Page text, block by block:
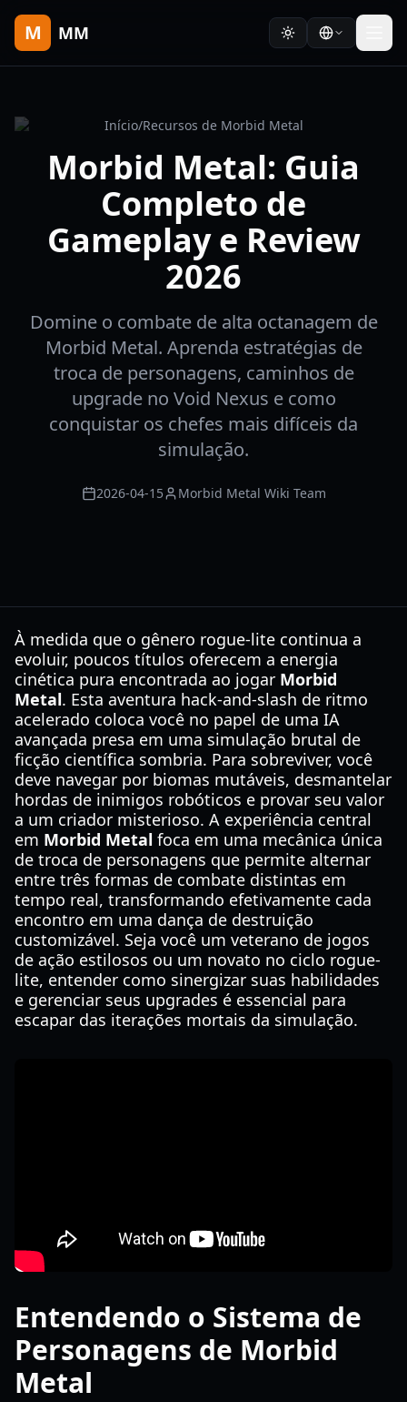
M MM
Início/Recursos de Morbid Metal
Morbid Metal: Guia
Completo de
Gameplay e Review
2026
Domine o combate de alta octanagem de
Morbid Metal. Aprenda estratégias de
troca de personagens, caminhos de
upgrade no Void Nexus e como
conquistar os chefes mais difíceis da
simulação.
2026-04-15 Morbid Metal Wiki Team
À medida que o gênero rogue-lite continua a
evoluir, poucos títulos oferecem a energia
cinética pura encontrada ao jogar Morbid
Metal. Esta aventura hack-and-slash de ritmo
acelerado coloca você no papel de uma IA
avançada presa em uma simulação brutal de
ficção científica sombria. Para sobreviver, você
deve navegar por biomas mutáveis, desmantelar
hordas de inimigos robóticos e provar seu valor
a um criador misterioso. A experiência central
em Morbid Metal foca em uma mecânica única
de troca de personagens que permite alternar
entre três formas de combate distintas em
tempo real, transformando efetivamente cada
encontro em uma dança de destruição
customizável. Seja você um veterano de jogos
de ação estilosos ou um novato no ciclo rogue-
lite, entender como sinergizar suas habilidades
e gerenciar seus upgrades é essencial para
escapar das iterações mortais da simulação.
Entendendo o Sistema de
Personagens de Morbid
Metal